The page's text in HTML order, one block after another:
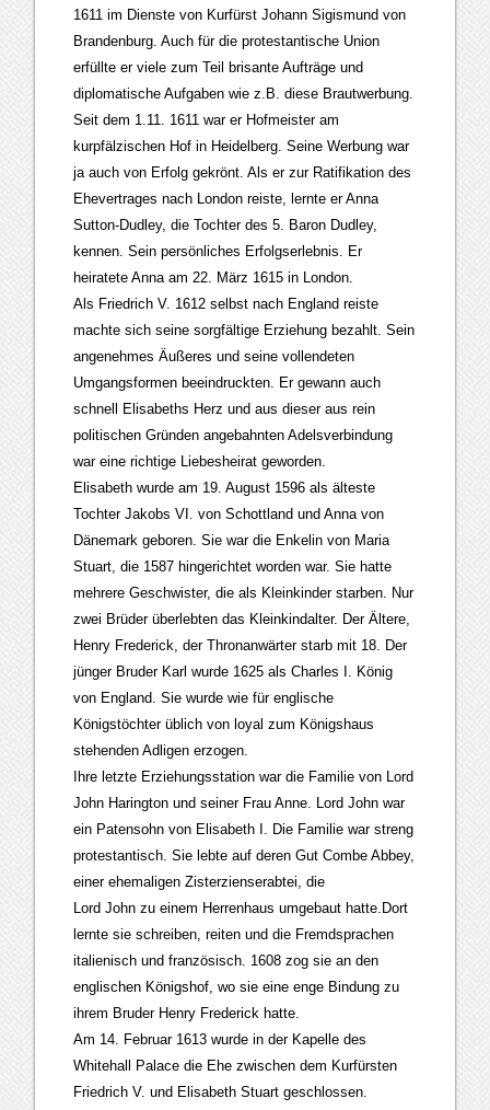
1611 im Dienste von Kurfürst Johann Sigismund von
Brandenburg. Auch für die protestantische Union
erfüllte er viele zum Teil brisante Aufträge und
diplomatische Aufgaben wie z.B. diese Brautwerbung.
Seit dem 1.11. 1611 war er Hofmeister am
kurpfälzischen Hof in Heidelberg. Seine Werbung war
ja auch von Erfolg gekrönt. Als er zur Ratifikation des
Ehevertrages nach London reiste, lernte er Anna
Sutton-Dudley, die Tochter des 5. Baron Dudley,
kennen. Sein persönliches Erfolgserlebnis. Er
heiratete Anna am 22. März 1615 in London.
Als Friedrich V. 1612 selbst nach England reiste
machte sich seine sorgfältige Erziehung bezahlt. Sein
angenehmes Äußeres und seine vollendeten
Umgangsformen beeindruckten. Er gewann auch
schnell Elisabeths Herz und aus dieser aus rein
politischen Gründen angebahnten Adelsverbindung
war eine richtige Liebesheirat geworden.
Elisabeth wurde am 19. August 1596 als älteste
Tochter Jakobs VI. von Schottland und Anna von
Dänemark geboren. Sie war die Enkelin von Maria
Stuart, die 1587 hingerichtet worden war. Sie hatte
mehrere Geschwister, die als Kleinkinder starben. Nur
zwei Brüder überlebten das Kleinkindalter. Der Ältere,
Henry Frederick, der Thronanwärter starb mit 18. Der
jünger Bruder Karl wurde 1625 als Charles I. König
von England. Sie wurde wie für englische
Königstöchter üblich von loyal zum Königshaus
stehenden Adligen erzogen.
Ihre letzte Erziehungsstation war die Familie von Lord
John Harington und seiner Frau Anne. Lord John war
ein Patensohn von Elisabeth I. Die Familie war streng
protestantisch. Sie lebte auf deren Gut Combe Abbey,
einer ehemaligen Zisterzienserabtei, die
Lord John zu einem Herrenhaus umgebaut hatte.Dort
lernte sie schreiben, reiten und die Fremdsprachen
italienisch und französisch. 1608 zog sie an den
englischen Königshof, wo sie eine enge Bindung zu
ihrem Bruder Henry Frederick hatte.
Am 14. Februar 1613 wurde in der Kapelle des
Whitehall Palace die Ehe zwischen dem Kurfürsten
Friedrich V. und Elisabeth Stuart geschlossen.